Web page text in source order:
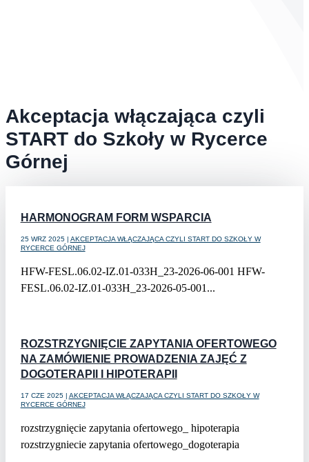
Akceptacja włączająca czyli
START do Szkoły w Rycerce
Górnej
HARMONOGRAM FORM WSPARCIA
25 WRZ 2025| AKCEPTACJA WŁĄCZAJĄCA CZYLI START DO SZKOŁY W
RYCERCE GÓRNEJ
HFW-FESL.06.02-IZ.01-033H_23-2026-06-001 HFW-
FESL.06.02-IZ.01-033H_23-2026-05-001...
ROZSTRZYGNIĘCIE ZAPYTANIA OFERTOWEGO
NA ZAMÓWIENIE PROWADZENIA ZAJĘĆ Z
DOGOTERAPII I HIPOTERAPII
17 CZE 2025| AKCEPTACJA WŁĄCZAJĄCA CZYLI START DO SZKOŁY W
RYCERCE GÓRNEJ
rozstrzygnięcie zapytania ofertowego_ hipoterapia
rozstrzygniecie zapytania ofertowego_dogoterapia